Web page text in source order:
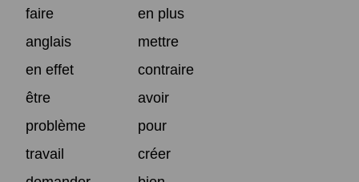
faire
en plus
anglais
mettre
en effet
contraire
être
avoir
problème
pour
travail
créer